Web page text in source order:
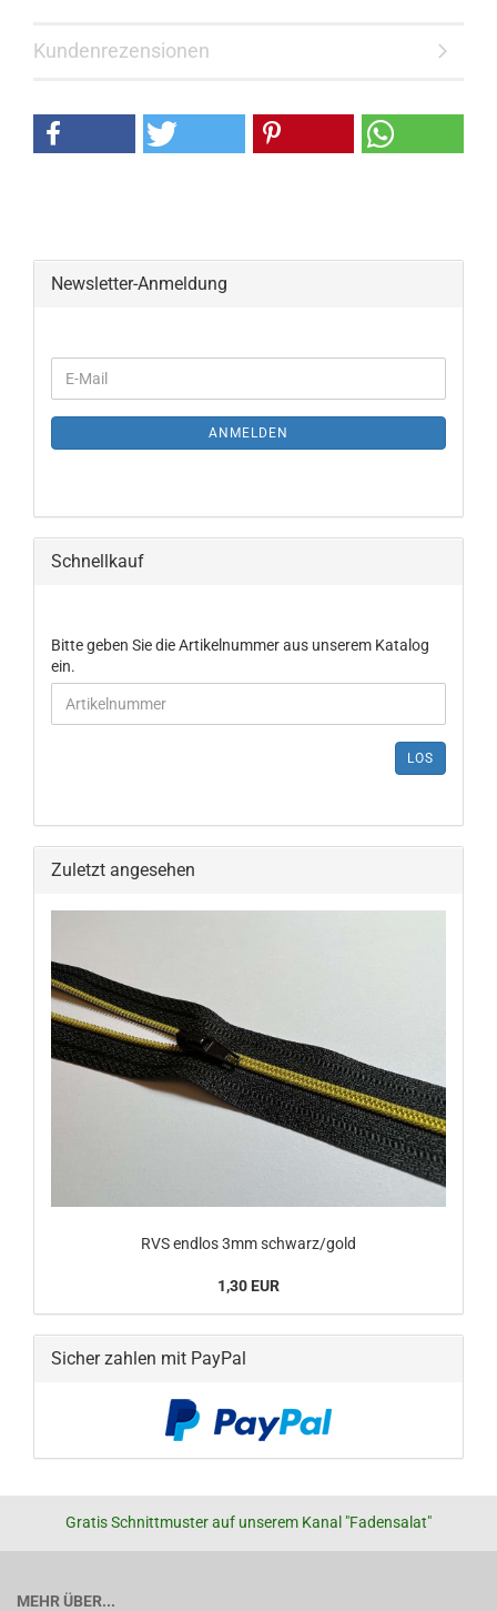
Kundenrezensionen
Newsletter-Anmeldung
ANMELDEN
Schnellkauf
Bitte geben Sie die Artikelnummer aus unserem Katalog
ein.
LOS
Zuletzt angesehen
RVS endlos 3mm schwarz/gold
1,30 EUR
Sicher zahlen mit PayPal
Gratis Schnittmuster auf unserem Kanal "Fadensalat"
MEHR ÜBER...